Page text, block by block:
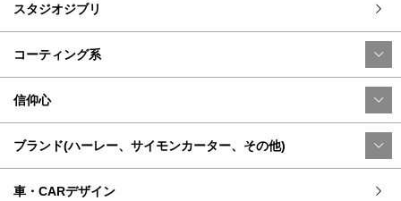
スタジオジブリ
コーティング系
信仰心
ブランド(ハーレー、サイモンカーター、その他)
車・CARデザイン